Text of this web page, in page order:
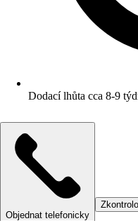
Dodací lhůta cca 8-9
Objednat telefonicky